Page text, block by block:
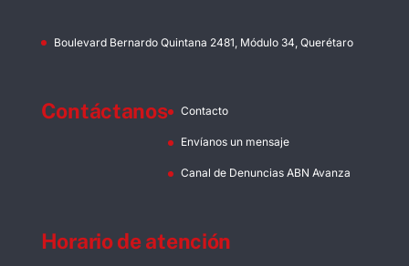
Boulevard Bernardo Quintana 2481, Módulo 34, Querétaro
Contáctanos Contacto
Envíanos un mensaje
Canal de Denuncias ABN Avanza
Horario de atención